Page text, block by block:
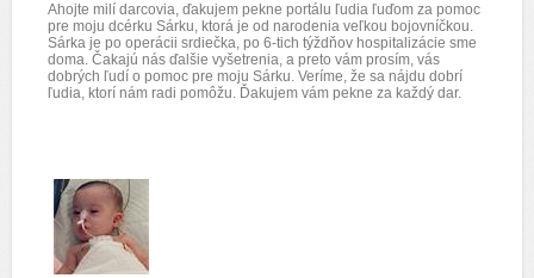
Ahojte milí darcovia, ďakujem pekne portálu ľudia ľuďom za pomoc
pre moju dcérku Sárku, ktorá je od narodenia veľkou bojovníčkou.
Sárka je po operácii srdiečka, po 6-tich týždňov hospitalizácie sme
doma. Čakajú nás ďalšie vyšetrenia, a preto vám prosím, vás
dobrých ľudí o pomoc pre moju Sárku. Veríme, že sa nájdu dobrí
ľudia, ktorí nám radi pomôžu. Ďakujem vám pekne za každý dar.